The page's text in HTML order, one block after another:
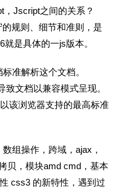
Jscript之间的关系？
规则、细节和准则，是
是具体的一js版本。
准解析这个文档。
文档以兼容模式呈现。
该浏览器支持的最高标准
组操作，跨域，ajax，
贝，模块amd cmd，基本
css3 的新特性，遇到过